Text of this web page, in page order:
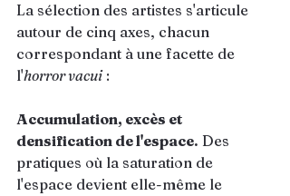
La sélection des artistes s'articule
autour de cinq axes, chacun
correspondant à une facette de
l'horror vacui :
Accumulation, excès et
densification de l'espace. Des
pratiques où la saturation de
l'espace devient elle-même le